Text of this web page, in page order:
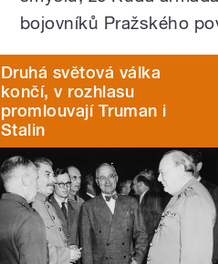
bojovníků Pražského
Druhá světová válka
končí, v rozhlasu
promlouvají Truman i
Stalin